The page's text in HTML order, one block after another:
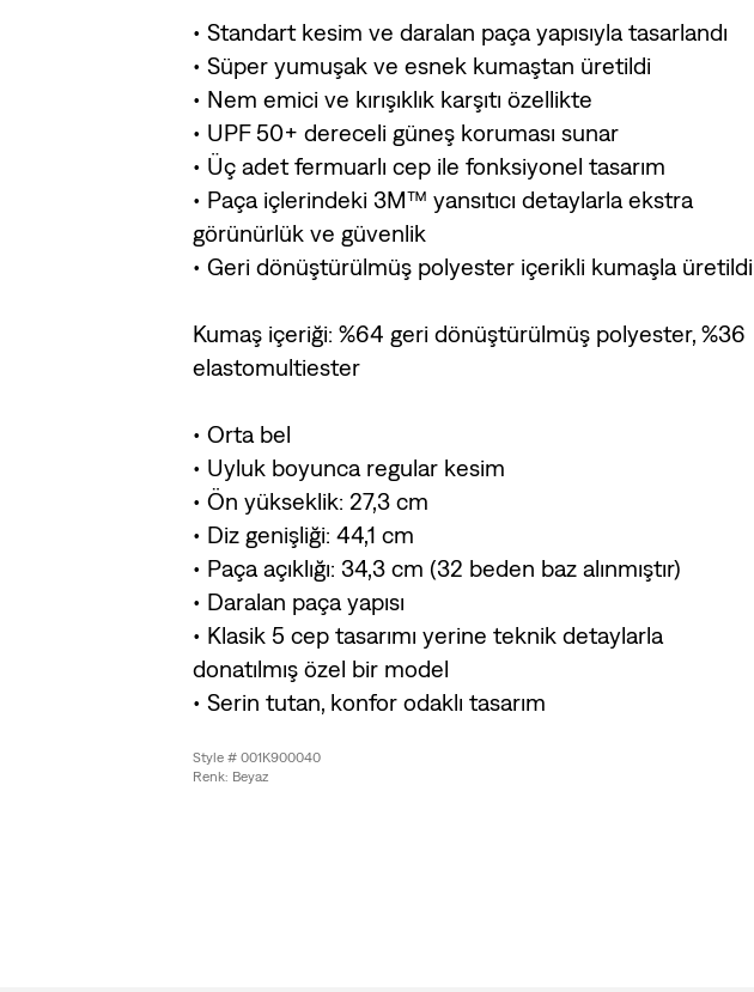
• Standart kesim ve daralan paça yapısıyla tasarlandı
• Süper yumuşak ve esnek kumaştan üretildi
• Nem emici ve kırışıklık karşıtı özellikte
• UPF 50+ dereceli güneş koruması sunar
• Üç adet fermuarlı cep ile fonksiyonel tasarım
• Paça içlerindeki 3M™ yansıtıcı detaylarla ekstra
görünürlük ve güvenlik
• Geri dönüştürülmüş polyester içerikli kumaşla üretildi
Kumaş içeriği: %64 geri dönüştürülmüş polyester, %36
elastomultiester
• Orta bel
• Uyluk boyunca regular kesim
• Ön yükseklik: 27,3 cm
• Diz genişliği: 44,1 cm
• Paça açıklığı: 34,3 cm (32 beden baz alınmıştır)
• Daralan paça yapısı
• Klasik 5 cep tasarımı yerine teknik detaylarla
donatılmış özel bir model
• Serin tutan, konfor odaklı tasarım
Style # 001K900040
Renk: Beyaz